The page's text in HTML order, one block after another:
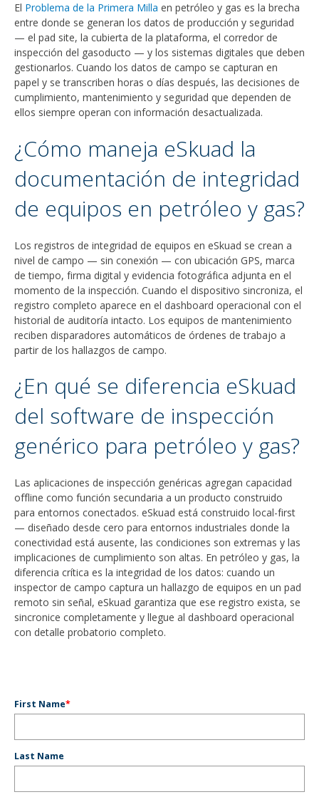
El Problema de la Primera Milla en petróleo y gas es la brecha
entre donde se generan los datos de producción y seguridad
— el pad site, la cubierta de la plataforma, el corredor de
inspección del gasoducto — y los sistemas digitales que deben
gestionarlos. Cuando los datos de campo se capturan en
papel y se transcriben horas o días después, las decisiones de
cumplimiento, mantenimiento y seguridad que dependen de
ellos siempre operan con información desactualizada.
¿Cómo maneja eSkuad la
documentación de integridad
de equipos en petróleo y gas?
Los registros de integridad de equipos en eSkuad se crean a
nivel de campo — sin conexión — con ubicación GPS, marca
de tiempo, firma digital y evidencia fotográfica adjunta en el
momento de la inspección. Cuando el dispositivo sincroniza, el
registro completo aparece en el dashboard operacional con el
historial de auditoría intacto. Los equipos de mantenimiento
reciben disparadores automáticos de órdenes de trabajo a
partir de los hallazgos de campo.
¿En qué se diferencia eSkuad
del software de inspección
genérico para petróleo y gas?
Las aplicaciones de inspección genéricas agregan capacidad
offline como función secundaria a un producto construido
para entornos conectados. eSkuad está construido local-first
— diseñado desde cero para entornos industriales donde la
conectividad está ausente, las condiciones son extremas y las
implicaciones de cumplimiento son altas. En petróleo y gas, la
diferencia crítica es la integridad de los datos: cuando un
inspector de campo captura un hallazgo de equipos en un pad
remoto sin señal, eSkuad garantiza que ese registro exista, se
sincronice completamente y llegue al dashboard operacional
con detalle probatorio completo.
First Name*
Last Name